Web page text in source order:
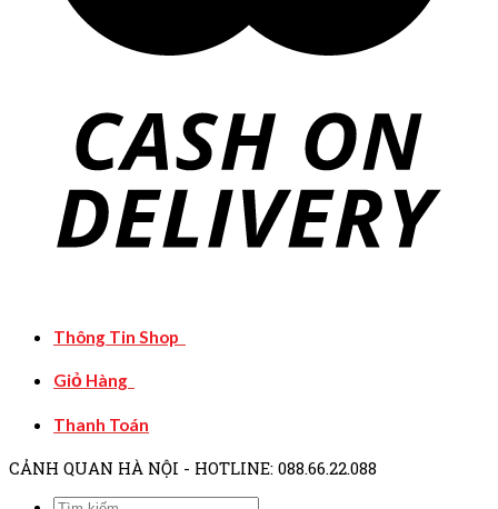
Thông Tin Shop
Giỏ Hàng
Thanh Toán
CẢNH QUAN HÀ NỘI - HOTLINE: 088.66.22.088